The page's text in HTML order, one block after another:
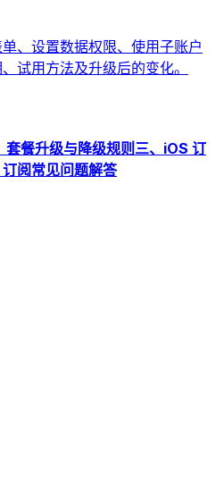
、设置数据权限、使用子账户
试用方法及升级后的变化。
套餐升级与降级规则 三、iOS 订
阅常见问题解答